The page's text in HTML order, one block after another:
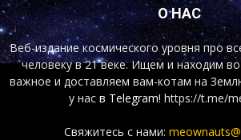
О НАС
Веб-издание космического уровня про
человеку в 21 веке. Ищем и находим
важное и доставляем вам-котам на
у нас в Telegram! https://t.me/
Свяжитесь с нами: